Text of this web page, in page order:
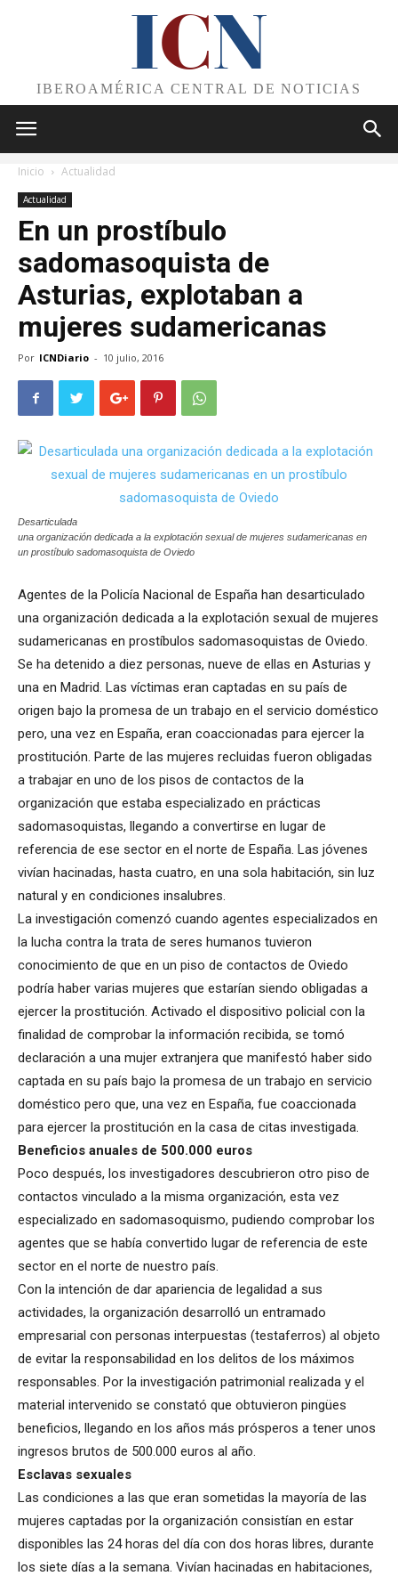
ICN
IBEROAMÉRICA CENTRAL DE NOTICIAS
Inicio Actualidad
Actualidad
En un prostíbulo
sadomasoquista de
Asturias, explotaban a
mujeres sudamericanas
Por ICNDiario - 10 julio, 2016
Desarticulada
una organización dedicada a la explotación sexual de mujeres sudamericanas en
un prostíbulo sadomasoquista de Oviedo
Agentes de la Policía Nacional de España han desarticulado
una organización dedicada a la explotación sexual de mujeres
sudamericanas en prostíbulos sadomasoquistas de Oviedo.
Se ha detenido a diez personas, nueve de ellas en Asturias y
una en Madrid. Las víctimas eran captadas en su país de
origen bajo la promesa de un trabajo en el servicio doméstico
pero, una vez en España, eran coaccionadas para ejercer la
prostitución. Parte de las mujeres recluidas fueron obligadas
a trabajar en uno de los pisos de contactos de la
organización que estaba especializado en prácticas
sadomasoquistas, llegando a convertirse en lugar de
referencia de ese sector en el norte de España. Las jóvenes
vivían hacinadas, hasta cuatro, en una sola habitación, sin luz
natural y en condiciones insalubres.
La investigación comenzó cuando agentes especializados en
la lucha contra la trata de seres humanos tuvieron
conocimiento de que en un piso de contactos de Oviedo
podría haber varias mujeres que estarían siendo obligadas a
ejercer la prostitución. Activado el dispositivo policial con la
finalidad de comprobar la información recibida, se tomó
declaración a una mujer extranjera que manifestó haber sido
captada en su país bajo la promesa de un trabajo en servicio
doméstico pero que, una vez en España, fue coaccionada
para ejercer la prostitución en la casa de citas investigada.
Beneficios anuales de 500.000 euros
Poco después, los investigadores descubrieron otro piso de
contactos vinculado a la misma organización, esta vez
especializado en sadomasoquismo, pudiendo comprobar los
agentes que se había convertido lugar de referencia de este
sector en el norte de nuestro país.
Con la intención de dar apariencia de legalidad a sus
actividades, la organización desarrolló un entramado
empresarial con personas interpuestas (testaferros) al objeto
de evitar la responsabilidad en los delitos de los máximos
responsables. Por la investigación patrimonial realizada y el
material intervenido se constató que obtuvieron pingües
beneficios, llegando en los años más prósperos a tener unos
ingresos brutos de 500.000 euros al año.
Esclavas sexuales
Las condiciones a las que eran sometidas la mayoría de las
mujeres captadas por la organización consistían en estar
disponibles las 24 horas del día con dos horas libres, durante
los siete días a la semana. Vivían hacinadas en habitaciones,